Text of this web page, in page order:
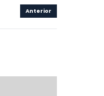
Anterior